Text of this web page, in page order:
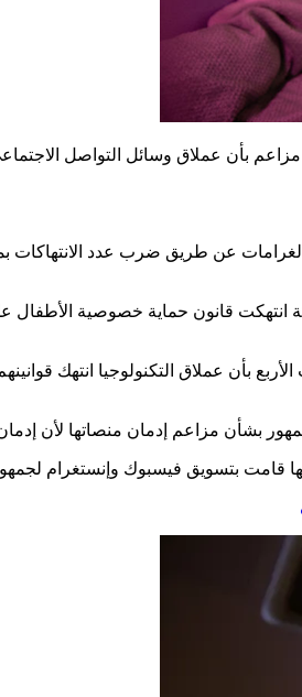
عن طريق ضرب عدد الانتهاكات
انتهكت قانون حماية خصوصية الأطفال
بأن عملاق التكنولوجيا انتهك
بشأن مزاعم إدمان منصاتها لأن
قامت بتسويق فيسبوك وإنستغرام